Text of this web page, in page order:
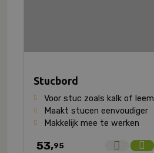
Stucbord
Voor stuc zoals kalk of leem
Maakt stucen eenvoudiger
Makkelijk mee te werken
53,95